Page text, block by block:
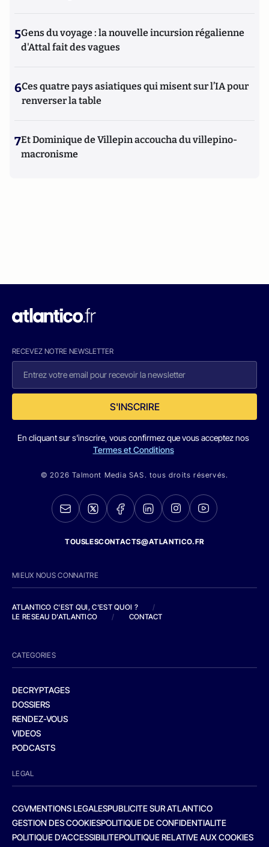
5Gens du voyage : la nouvelle incursion régalienne
d'Attal fait des vagues
6Ces quatre pays asiatiques qui misent sur l’IA pour
renverser la table
7Et Dominique de Villepin accoucha du villepino-
macronisme
RECEVEZ NOTRE NEWSLETTER
S'INSCRIRE
En cliquant sur s'inscrire, vous confirmez que vous acceptez nos
Termes et Conditions
© 2026 Talmont Media SAS. tous droits réservés.
TOUSLESCONTACTS@ATLANTICO.FR
MIEUX NOUS CONNAITRE
ATLANTICO C'EST QUI, C'EST QUOI ?
/
LE RESEAU D'ATLANTICO
/ CONTACT
CATEGORIES
DECRYPTAGES
DOSSIERS
RENDEZ-VOUS
VIDEOS
PODCASTS
LEGAL
CGVMENTIONS LEGALESPUBLICITE SUR ATLANTICO
GESTION DES COOKIESPOLITIQUE DE CONFIDENTIALITE
POLITIQUE D’ACCESSIBILITEPOLITIQUE RELATIVE AUX COOKIES